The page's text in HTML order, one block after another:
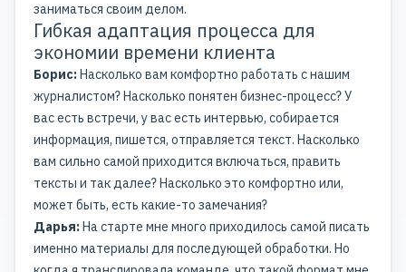
заниматься своим делом.
Гибкая адаптация процесса для
экономии времени клиента
Борис:Насколько вам комфортно работать с нашим
журналистом? Насколько понятен бизнес-процесс? У
вас есть встречи, у вас есть интервью, собирается
информация, пишется, отправляется текст. Насколько
вам сильно самой приходится включаться, править
тексты и так далее? Насколько это комфортно или,
может быть, есть какие-то замечания?
Дарья:На старте мне много приходилось самой писать
именно материалы для последующей обработки. Но